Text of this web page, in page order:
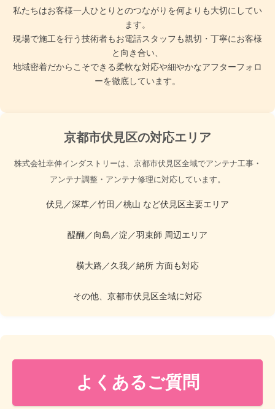
私たちはお客様一人ひとりとのつながりを何よりも大切にしてい
ます。
現場で施工を行う技術者もお電話スタッフも親切・丁寧にお客様
と向き合い、
地域密着だからこそできる柔軟な対応や細やかなアフターフォロ
ーを徹底しています。
京都市伏見区の対応エリア
株式会社幸伸インダストリーは、京都市伏見区全域でアンテナ工事・
アンテナ調整・アンテナ修理に対応しています。
伏見／深草／竹田／桃山 など伏見区主要エリア
醍醐／向島／淀／羽束師 周辺エリア
横大路／久我／納所 方面も対応
その他、京都市伏見区全域に対応
よくあるご質問